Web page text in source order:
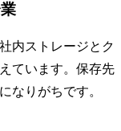
内ストレージとク
ています。保存先
なりがちです。